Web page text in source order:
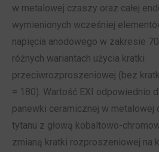
w metalowej czaszy oraz całej
wymienionych wcześniej
napięcia anodowego w zakresie
różnych wariantach użycia kratki
przeciwrozproszeniowej (bez
= 180). Wartość EXI odpowiednio
panewki ceramicznej w
tytanu z głową kobaltowo-
zmianą kratki rozproszeniowej na